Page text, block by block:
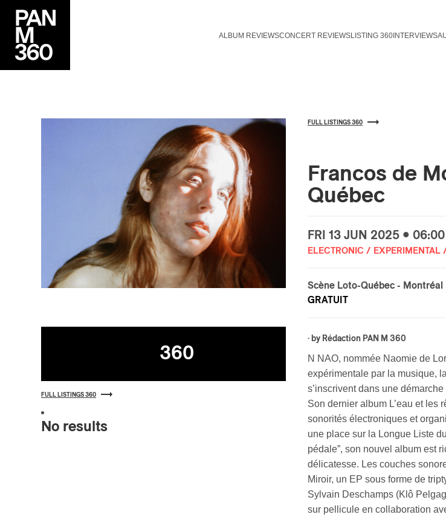
ALBUM REVIEWSCONCERT REVIEWSLISTING 360 INTERVIEWS
360
FULL LISTINGS 360
No results
FULL LISTINGS 360
Francos de
Québec
FRI 13 JUN 2025 • 06:00
ELECTRONIC / EXPERIMENTAL
Scène Loto-Québec - Montréal
GRATUIT
· by Rédaction PAN M 360
N NAO, nommée Naomie de
expérimentale par la musique,
s’inscrivent dans une
Son dernier album L’eau et les
sonorités électroniques et
une place sur la Longue Liste
pédale”, son nouvel album est
délicatesse. Les couches
Miroir, un EP sous forme de
Sylvain Deschamps (Klô
sur pellicule en collaboration